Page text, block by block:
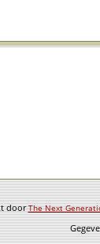
doorThe Next